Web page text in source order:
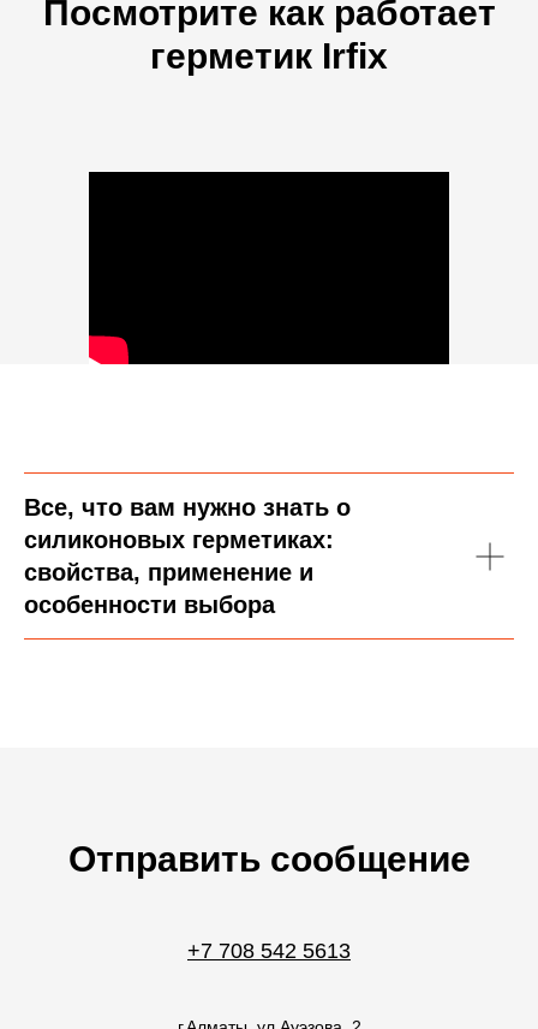
Посмотрите как работает
герметик Irfix
Все, что вам нужно знать о
силиконовых герметиках:
свойства, применение и
особенности выбора
Отправить сообщение
+7 708 542 5613